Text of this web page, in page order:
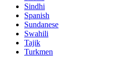
Sindhi
Spanish
Sundanese
Swahili
Tajik
Turkmen